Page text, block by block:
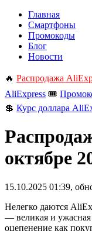
Главная
Смартфоны
Промокоды
Блог
Новости
🔥 Распродажа
AliExpress 🎟️
💲 Курс доллара
октябре
15.10.2025 01:39,
Нелегко даются
— великая и ужасная
оцепенение как